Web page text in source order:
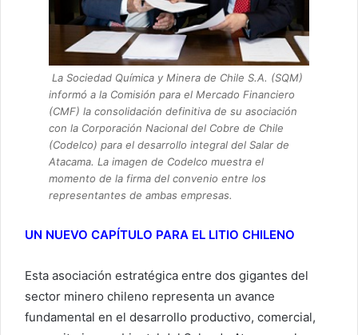
La Sociedad Química y Minera de Chile S.A. (SQM)
informó a la Comisión para el Mercado Financiero
(CMF) la consolidación definitiva de su asociación
con la Corporación Nacional del Cobre de Chile
(Codelco) para el desarrollo integral del Salar de
Atacama. La imagen de Codelco muestra el
momento de la firma del convenio entre los
representantes de ambas empresas.
UN NUEVO CAPÍTULO PARA EL LITIO CHILENO
Esta asociación estratégica entre dos gigantes del
sector minero chileno representa un avance
fundamental en el desarrollo productivo, comercial,